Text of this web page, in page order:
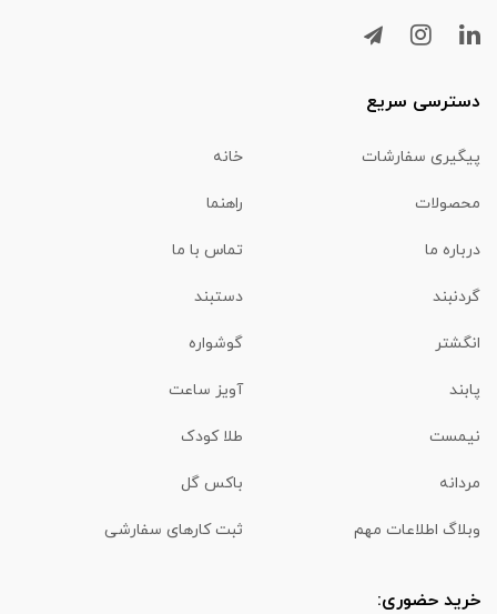
دسترسی سریع
پیگیری سفارشات خانه
محصولات راهنما
درباره ما تماس با ما
گردنبند دستبند
انگشتر گوشواره
پابند آویز ساعت
نیمست طلا کودک
مردانه باکس گل
وبلاگ اطلاعات مهم ثبت کارهای سفارشی
خرید حضوری: